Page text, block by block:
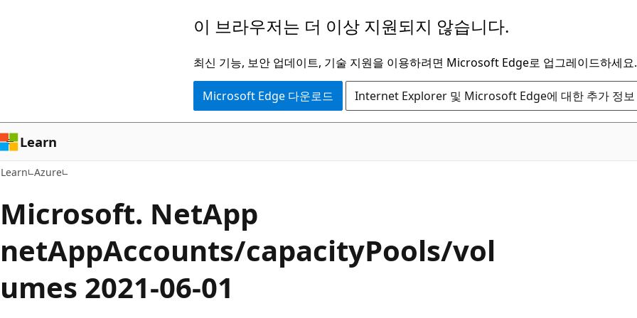
로
건
너
뛰
이 브라우저는 더 이상 지원되지 않습니다.
최신 기능, 보안 업데이트, 기술 지원을 이용하려면 Microsoft Edge로 업그레이드하세요.
Microsoft Edge 다운로드 Internet Explorer 및 Microsoft Edge에 대한 추가 정보
Learn
Learn Azure
Microsoft. NetApp
netAppAccounts/capacityPools/vol
umes 2021-06-01